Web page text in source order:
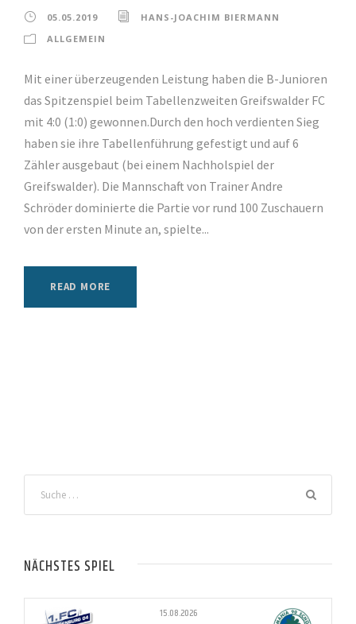
05.05.2019
HANS-JOACHIM BIERMANN
ALLGEMEIN
Mit einer überzeugenden Leistung haben die B-Junioren
das Spitzenspiel beim Tabellenzweiten Greifswalder FC
mit 4:0 (1:0) gewonnen.Durch den hoch verdienten Sieg
haben sie ihre Tabellenführung gefestigt und auf 6
Zähler ausgebaut (bei einem Nachholspiel der
Greifswalder). Die Mannschaft von Trainer Andre
Schröder dominierte die Partie vor rund 100 Zuschauern
von der ersten Minute an, spielte...
READ MORE
NÄCHSTES SPIEL
15.08.2026